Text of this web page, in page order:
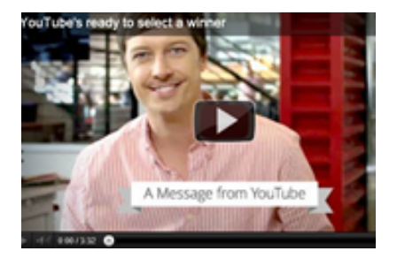
मिलन कुँवर (सौगात मल्ल) प्रहरी सेवामा छन्, बहिनी उमा (रिचा शर्मा)
प्लस टुको पढाइ पछि काठमाडौँ गएर नर्सिङ पढ्ने चाहना छ, अनि
आमा (मिथिला शर्मा) बिरामी छिन्। गाउँमा सुनिल सर (प्रकाश घिमिरे)
छन्, उनी क्रान्तिका कुरा गर्छन्, सामाजिक विभेदका विरुद्ध आवाज
उठाउन प्रेरित गर्छन्, साहित्यका माध्यमबाट राजनैतिक चेत युवाहरूमा
बाँड्ने कोशिस गर्छन् । सुनिल सरको अभियानमा सहभागी हुन, दिल्लीमा
इन्जिनियरिङ पढिरहेका सुनिल सरका पुराना विद्यार्थी अनिल (प्रविण
खतिवडा), सुनिल सरकै गाउँमा आउँछन् । सुनिल सर माओवादी भएको
निहुँमा प्रहरीबाट मारि...